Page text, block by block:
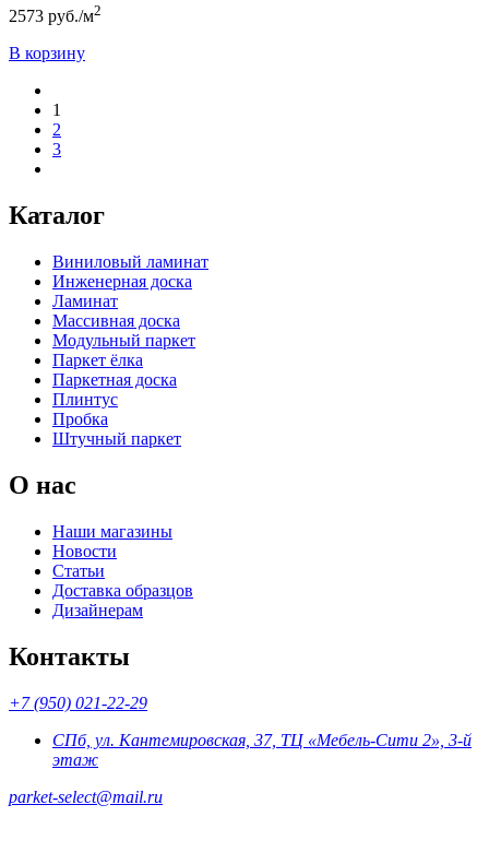
2573 руб./м2
В корзину
1
2
3
Каталог
Виниловый ламинат
Инженерная доска
Ламинат
Массивная доска
Модульный паркет
Паркет ёлка
Паркетная доска
Плинтус
Пробка
Штучный паркет
О нас
Наши магазины
Новости
Статьи
Доставка образцов
Дизайнерам
Контакты
+7 (950) 021-22-29
СПб, ул. Кантемировская, 37, ТЦ «Мебель-Сити 2», 3-й
этаж
parket-select@mail.ru